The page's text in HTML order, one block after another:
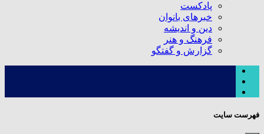
پادکست
خبرهای بانوان
دین و اندیشه
فرهنگ و هنر
گزارش و گفتگو
فهرست سایت